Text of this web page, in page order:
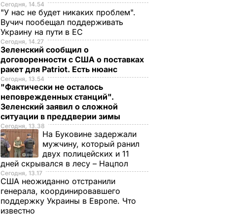
Сегодня, 14.54
"У нас не будет никаких проблем".
Вучич пообещал поддерживать
Украину на пути в ЕС
Сегодня, 14.27
Зеленский сообщил о
договоренности с США о поставках
ракет для Patriot. Есть нюанс
Сегодня, 13.54
"Фактически не осталось
неповрежденных станций".
Зеленский заявил о сложной
ситуации в преддверии зимы
Сегодня, 13.38
На Буковине задержали
мужчину, который ранил
двух полицейских и 11
дней скрывался в лесу – Нацпол
Сегодня, 13.17
США неожиданно отстранили
генерала, координировавшего
поддержку Украины в Европе. Что
известно